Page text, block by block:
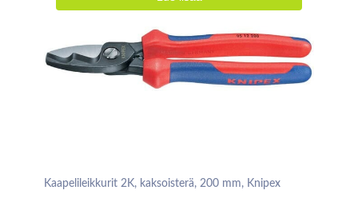
Kaapelileikkurit 2K, kaksoisterä, 200 mm, Knipex